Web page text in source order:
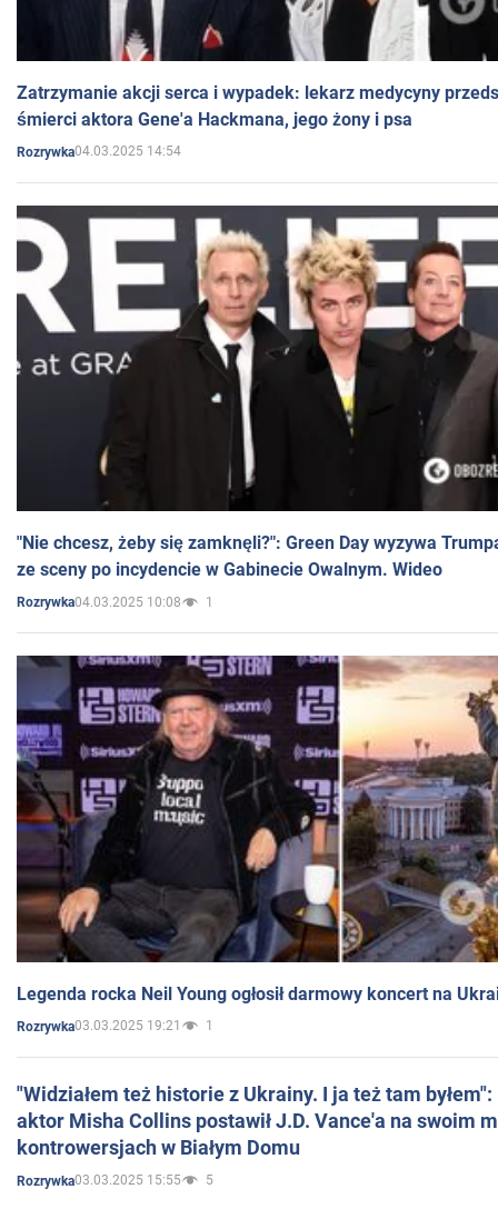
Zatrzymanie akcji serca i wypadek: lekarz medycyny
śmierci aktora Gene'a Hackmana, jego żony i psa
Rozrywka04.03.2025 14:54
"Nie chcesz, żeby się zamknęli?": Green Day wyzywa
ze sceny po incydencie w Gabinecie Owalnym. Wideo
Rozrywka04.03.2025 10:08 1
Legenda rocka Neil Young ogłosił darmowy koncert na
Rozrywka03.03.2025 19:21 1
"Widziałem też historie z Ukrainy. I ja też tam
aktor Misha Collins postawił J.D. Vance'a na swoim
kontrowersjach w Białym Domu
Rozrywka03.03.2025 15:55 5